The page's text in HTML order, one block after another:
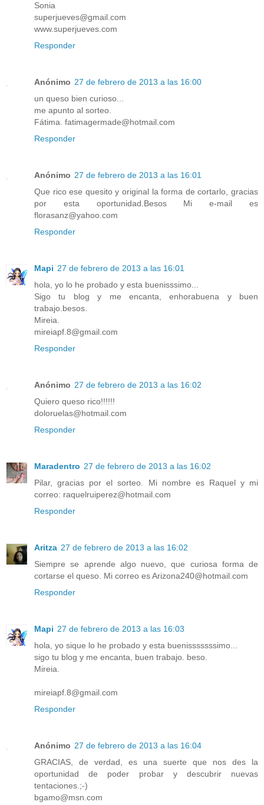
Sonia
superjueves@gmail.com
www.superjueves.com
Responder
Anónimo 27 de febrero de 2013 a las 16:00
un queso bien curioso...
me apunto al sorteo.
Fátima. fatimagermade@hotmail.com
Responder
Anónimo 27 de febrero de 2013 a las 16:01
Que rico ese quesito y original la forma de cortarlo, gracias
por esta oportunidad.Besos Mi e-mail es
florasanz@yahoo.com
Responder
Mapi 27 de febrero de 2013 a las 16:01
hola, yo lo he probado y esta buenisssimo...
Sigo tu blog y me encanta, enhorabuena y buen
trabajo.besos.
Mireia.
mireiapf.8@gmail.com
Responder
Anónimo 27 de febrero de 2013 a las 16:02
Quiero queso rico!!!!!!
doloruelas@hotmail.com
Responder
Maradentro 27 de febrero de 2013 a las 16:02
Pilar, gracias por el sorteo. Mi nombre es Raquel y mi
correo: raquelruiperez@hotmail.com
Responder
Aritza 27 de febrero de 2013 a las 16:02
Siempre se aprende algo nuevo, que curiosa forma de
cortarse el queso. Mi correo es Arizona240@hotmail.com
Responder
Mapi 27 de febrero de 2013 a las 16:03
hola, yo sique lo he probado y esta buenisssssssimo...
sigo tu blog y me encanta, buen trabajo. beso.
Mireia.
mireiapf.8@gmail.com
Responder
Anónimo 27 de febrero de 2013 a las 16:04
GRACIAS, de verdad, es una suerte que nos des la
oportunidad de poder probar y descubrir nuevas
tentaciones.;-)
bgamo@msn.com